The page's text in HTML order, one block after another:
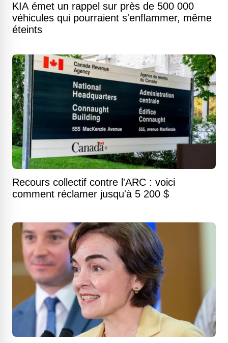
KIA émet un rappel sur près de 500 000
véhicules qui pourraient s'enflammer, même
éteints
Recours collectif contre l'ARC : voici
comment réclamer jusqu'à 5 200 $